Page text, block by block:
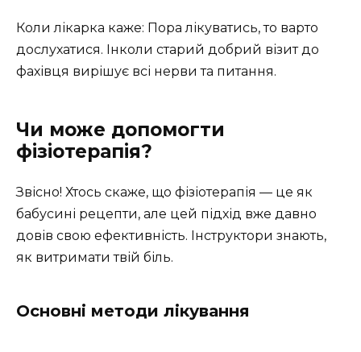
Коли лікарка каже: Пора лікуватись, то варто
дослухатися. Інколи старий добрий візит до
фахівця вирішує всі нерви та питання.
Чи може допомогти
фізіотерапія?
Звісно! Хтось скаже, що фізіотерапія — це як
бабусині рецепти, але цей підхід вже давно
довів свою ефективність. Інструктори знають,
як витримати твій біль.
Основні методи лікування